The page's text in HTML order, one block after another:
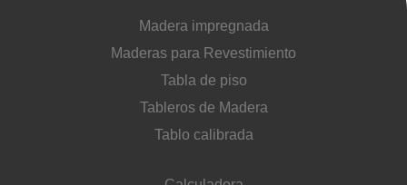
Madera impregnada
Maderas para Revestimiento
Tabla de piso
Tableros de Madera
Tablo calibrada